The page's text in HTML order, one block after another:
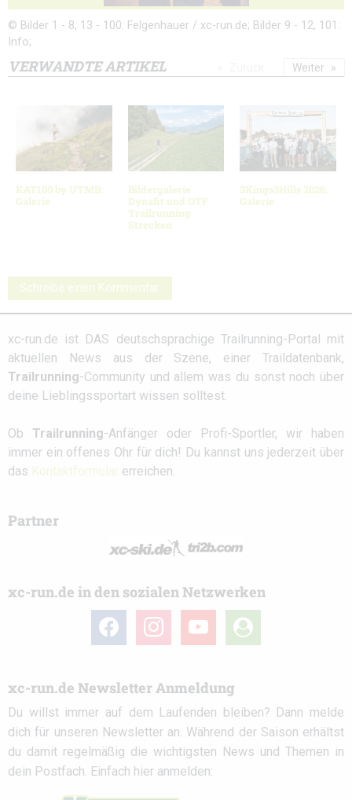
© Bilder 1 - 8, 13 - 100: Felgenhauer / xc-run.de; Bilder 9 - 12, 101:
Info;
VERWANDTE ARTIKEL
KAT100 by UTMB:
Galerie
Bildergalerie
Dynafit und OTF
Trailrunning
Strecken
3Kings3Hills 2026:
Galerie
Weiter
Schreibe einen Kommentar
xc-run.de ist DAS deutschsprachige Trailrunning-Portal mit
aktuellen News aus der Szene, einer Traildatenbank,
Trailrunning-Community und allem was du sonst noch über
deine Lieblingssportart wissen solltest.
Ob Trailrunning-Anfänger oder Profi-Sportler, wir haben
immer ein offenes Ohr für dich! Du kannst uns jederzeit über
das Kontaktformular erreichen.
Partner
xc-run.de in den sozialen Netzwerken
facebook instagramyoutube
user-
circle
xc-run.de Newsletter Anmeldung
Du willst immer auf dem Laufenden bleiben? Dann melde
dich für unseren Newsletter an. Während der Saison erhältst
du damit regelmäßig die wichtigsten News und Themen in
dein Postfach. Einfach hier anmelden: